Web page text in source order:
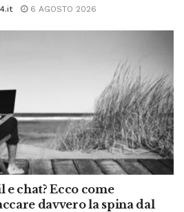
6 AGOSTO 2026
e chat? Ecco come
davvero la spina dal